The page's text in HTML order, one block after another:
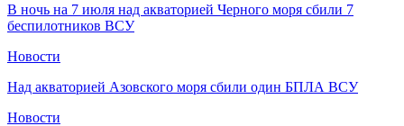
В ночь на 7 июля над акваторией Черного моря сбили 7
беспилотников ВСУ
Новости
Над акваторией Азовского моря сбили один БПЛА ВСУ
Новости